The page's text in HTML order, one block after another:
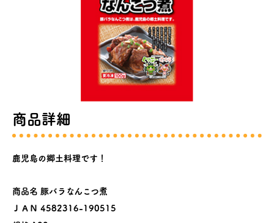
商品詳細
鹿児島の郷土料理です！
商品名 豚バラなんこつ煮
ＪＡＮ 4582316-190515